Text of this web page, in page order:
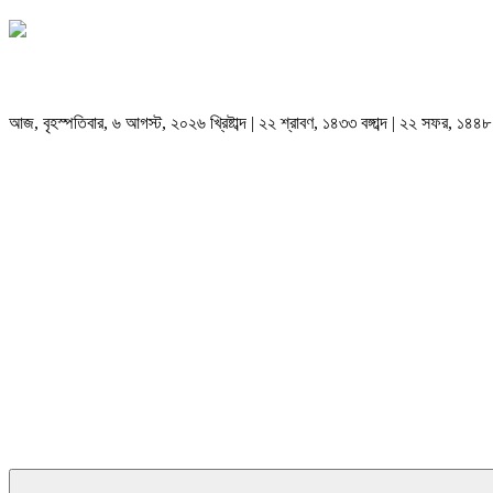
আজ, বৃহস্পতিবার, ৬ আগস্ট, ২০২৬ খ্রিষ্টাব্দ | ২২ শ্রাবণ, ১৪৩৩ বঙ্গাব্দ | ২২ সফর, ১৪৪৮